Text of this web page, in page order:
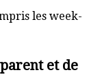
les week-
et de